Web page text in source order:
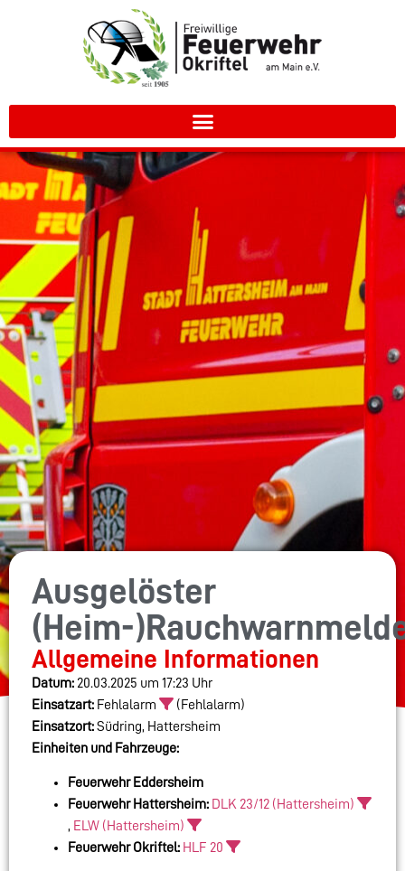
Ausgelöster
(Heim-
Allgemeine Informationen
Datum: 20.03.2025 um 17:23 Uhr
Einsatzart: Fehlalarm
(Fehlalarm)
Einsatzort:Südring, Hattersheim
Einheiten und Fahrzeuge:
Feuerwehr Eddersheim
Feuerwehr Hattersheim: DLK 23/12 (Hattersheim)
, ELW (Hattersheim)
Feuerwehr Okriftel: HLF 20